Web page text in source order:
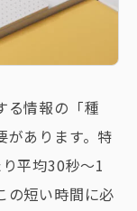
る情報の「種
があります。特
平均30秒〜1
の短い時間に必